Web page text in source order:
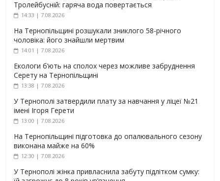
Тролейбусній: гаряча вода повертається
14:33 | 7.08.2026
На Тернопільщині розшукали зниклого 58-річного
чоловіка: його знайшли мертвим
14:01 | 7.08.2026
Екологи б’ють на сполох через можливе забруднення
Серету на Тернопільщині
13:38 | 7.08.2026
У Тернополі затвердили плату за навчання у ліцеї №21
імені Ігоря Герети
13:00 | 7.08.2026
На Тернопільщині підготовка до опалювального сезону
виконана майже на 60%
12:30 | 7.08.2026
У Тернополі жінка привласнила забуту підлітком сумку: